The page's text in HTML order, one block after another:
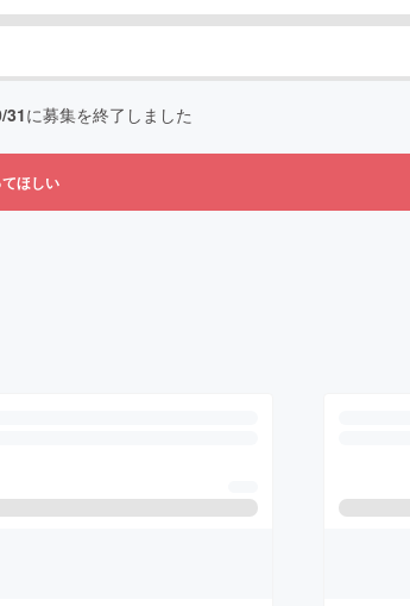
31に募集を終了しました
ほしい